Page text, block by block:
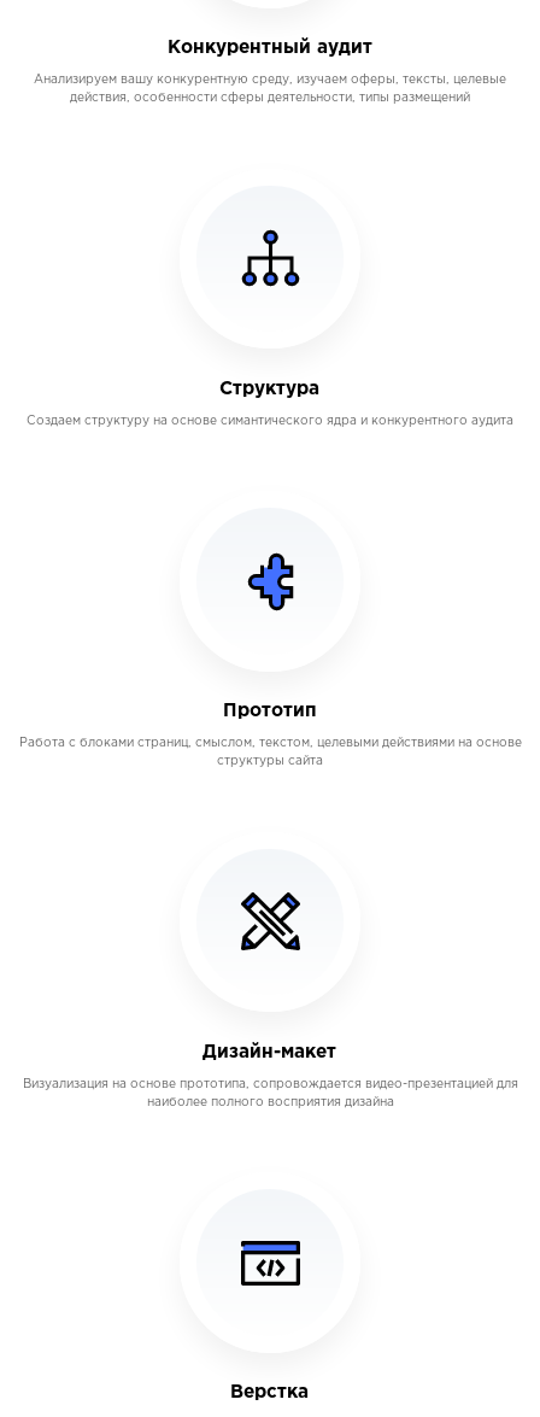
Конкурентный аудит
Анализируем вашу конкурентную среду, изучаем оферы, тексты, целевые
действия, особенности сферы деятельности, типы размещений
Структура
Создаем структуру на основе симантического ядра и конкурентного аудита
Прототип
Работа с блоками страниц, смыслом, текстом, целевыми действиями на основе
структуры сайта
Дизайн-макет
Визуализация на основе прототипа, сопровождается видео-презентацией для
наиболее полного восприятия дизайна
Верстка